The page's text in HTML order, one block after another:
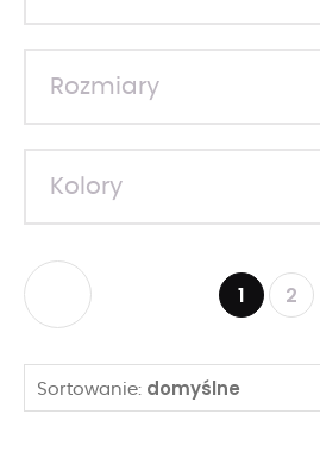
Rozmiary
Kolory
1 2
Sortowanie: domyślne